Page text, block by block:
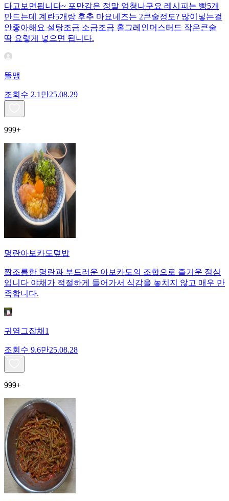
다고보면됩니다~ 포만감은 정말 엄청나구요 레시피는 빵5개
만드는데 계란5개랑 후추 마요네즈는 2큰술정도? 많이넣는걸
안좋아해요 설탕조금 소금조금 홀그레인머스터드 작은큰술
딱 요렇게 넣으면 됩니다.
똘맹
조회수 2.1만25.08.29
999+
명란아보카도덮밥
짭조름한 명란과 부드러운 아보카도의 조합으로 즐거운 점심
입니다 야채가 적절하게 들어가서 식감을 놓치지 않고 매우 만
족합니다.
귀염그잡채1
조회수 9.6만25.08.28
999+